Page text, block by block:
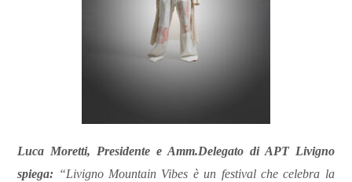
Luca Moretti, Presidente e Amm.Delegato di APT Livigno
spiega: “Livigno Mountain Vibes è un festival che celebra la